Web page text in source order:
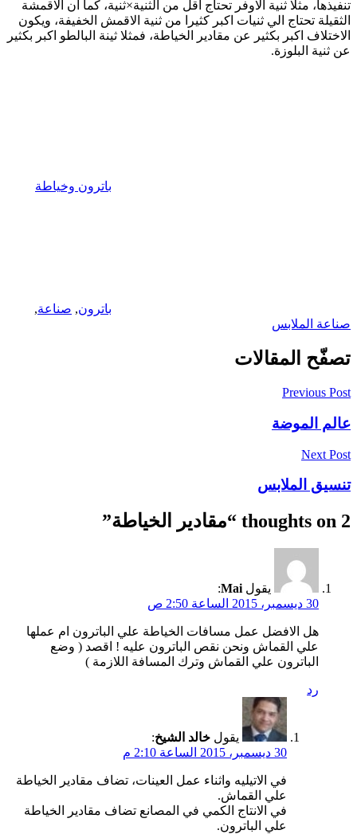
تنفيذها، مثلا ثنية الاوفر تحتاج اقل من الثنية×ثنية، كما ان الاقمشة
الثقيلة تحتاج الي ثنيات اكبر كثيرا من ثنية الاقمش الخفيفة، ويكون
الاختلاف اكبر بكثير عن مقادير الخياطة، فمثلا ثينة البالطو اكبر بكثير
عن ثنية البلوزة.
باترون وخياطة
باترون, صناعة,
صناعة الملابس
تصفّح المقالات
Previous Post
عالم الموضة
Next Post
تنسيق الملابس
2 thoughts on “ مقادير الخياطة”
يقول Mai
:
30 ديسمبر، 2015 الساعة 2:50 ص
هل الافضل عمل مسافات الخياطة علي الباترون ام عملها
علي القماش ونحن نقص الباترون عليه ! اقصد ( وضع
الباترون علي القماش وترك المسافة اللازمة )
رد
يقول خالد الشيخ:
30 ديسمبر، 2015 الساعة 2:10 م
في الاتيليه واثناء عمل العينات، تضاف مقادير الخياطة
علي القماش.
في الانتاج الكمي في المصانع تضاف مقادير الخياطة
علي الباترون.